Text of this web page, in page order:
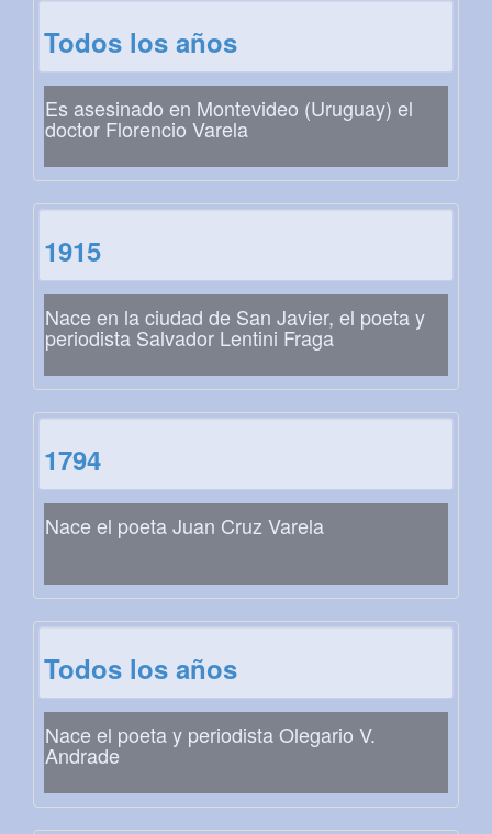
Todos los años
Es asesinado en Montevideo (Uruguay) el
doctor Florencio Varela
1915
Nace en la ciudad de San Javier, el poeta y
periodista Salvador Lentini Fraga
1794
Nace el poeta Juan Cruz Varela
Todos los años
Nace el poeta y periodista Olegario V.
Andrade